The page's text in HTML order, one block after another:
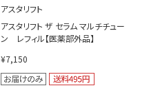
アスタリフト
アスタリフト ザ セラム マルチチュー
ン レフィル【医薬部外品】
¥7,150